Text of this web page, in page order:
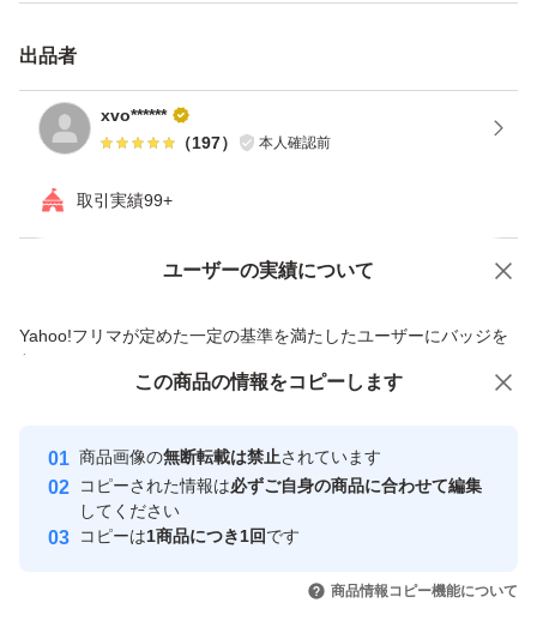
出品者
xvo******
（197） 本人確認前
取引実績99+
ユーザーの実績について
Yahoo!フリマが定めた一定の基準を満たしたユーザーにバッジを
付与しています
安心取引出品者
心・安全なユーザーです
取引実績
引を完了させた実績があります
価格の相談 商品への質問
この商品の情報をコピーします
商品画像の無断転載は禁止されています
コピーされた情報は必ずご自身の商品に合わせて編集
してください
コピーは1商品につき1回です
商品情報コピー機能について
この商品をみている人にオススメ